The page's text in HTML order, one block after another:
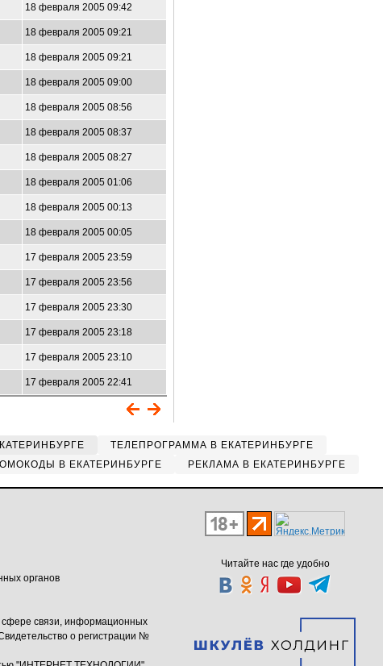
18 февраля 2005 09:42
18 февраля 2005 09:21
18 февраля 2005 09:21
18 февраля 2005 09:00
18 февраля 2005 08:56
18 февраля 2005 08:37
18 февраля 2005 08:27
18 февраля 2005 01:06
18 февраля 2005 00:13
18 февраля 2005 00:05
17 февраля 2005 23:59
17 февраля 2005 23:56
17 февраля 2005 23:30
17 февраля 2005 23:18
17 февраля 2005 23:10
17 февраля 2005 22:41
ТЕЛЕПРОГРАММА В ЕКАТЕРИНБУРГЕ
В ЕКАТЕРИНБУРГЕ РЕКЛАМА В ЕКАТЕРИНБУРГЕ
Читайте нас где удобно
органов
сфере связи, информационных
о регистрации №